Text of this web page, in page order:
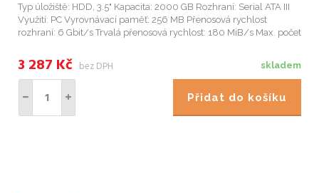
Typ úložiště: HDD, 3.5" Kapacita: 2000 GB Rozhraní: Serial ATA III
Využití: PC Vyrovnávací paměť: 256 MB Přenosová rychlost
rozhraní: 6 Gbit/s Trvalá přenosová rychlost: 180 MiB/s Max. počet
skladem
3 287 Kč bez DPH
Přidat do košíku